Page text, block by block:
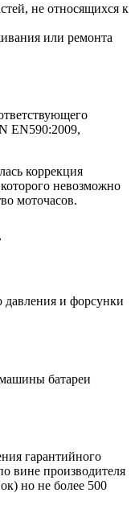
не относящихся к
или ремонта
EN590:2009,
коррекция
невозможно
моточасов.
давления и форсунки
батареи
гарантийного
вине производителя
но не более 500